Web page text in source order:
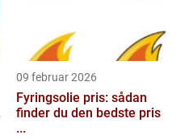
09 februar 2026
Fyringsolie pris: sådan
finder du den bedste pris
...